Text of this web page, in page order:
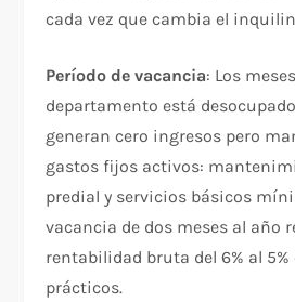
cada vez que cambia el
Período de vacancia: Los
departamento está
generan cero ingresos pero
gastos fijos activos:
predial y servicios básicos
vacancia de dos meses al año
rentabilidad bruta del 6% al
prácticos.